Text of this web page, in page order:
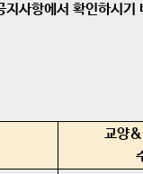
사항에서 확인하시기
교양&